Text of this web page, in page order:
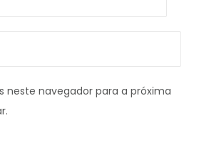
neste navegador para a próxima